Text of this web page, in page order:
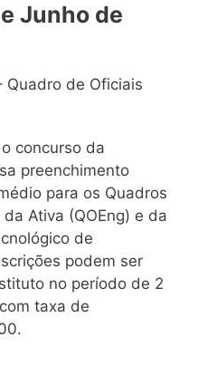
Junho de
Quadro de Oficiais
concurso da
preenchimento
para os Quadros
Ativa (QOEng) e da
de
podem ser
no período de 2
taxa de